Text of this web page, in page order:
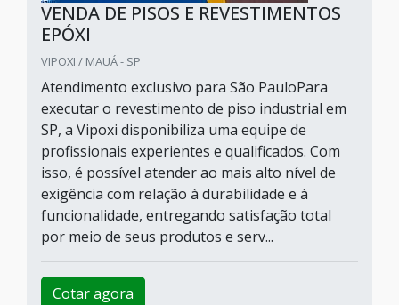
VENDA DE PISOS E REVESTIMENTOS
EPÓXI
VIPOXI / MAUÁ - SP
Atendimento exclusivo para São PauloPara
executar o revestimento de piso industrial em
SP, a Vipoxi disponibiliza uma equipe de
profissionais experientes e qualificados. Com
isso, é possível atender ao mais alto nível de
exigência com relação à durabilidade e à
funcionalidade, entregando satisfação total
por meio de seus produtos e serv...
Cotar agora